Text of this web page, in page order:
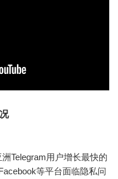
洲Telegram用户增长最快的
等平台面临隐私问